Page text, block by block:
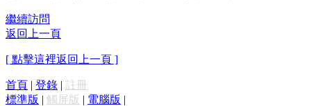
繼續訪問
返回上一頁
[ 點擊這裡返回上一頁 ]
首頁 | 登錄 | 註冊
標準版 | 觸屏版 | 電腦版 |